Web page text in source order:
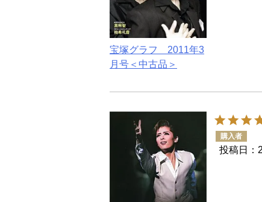
宝塚グラフ 2011年3
月号＜中古品＞
購入者
投稿日